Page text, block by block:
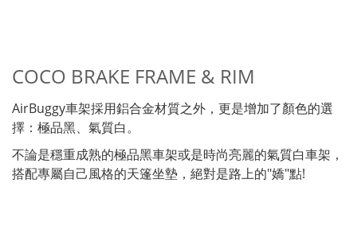
COCO BRAKE FRAME & RIM
AirBuggy車架採用鋁合金材質之外，更是增加了顏色的選
擇：極品黑、氣質白。
不論是穩重成熟的極品黑車架或是時尚亮麗的氣質白車架，
搭配專屬自己風格的天篷坐墊，絕對是路上的"嬌"點!